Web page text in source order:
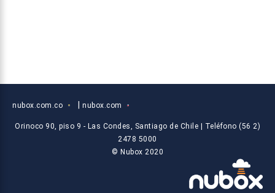
nubox.com.co nubox.com
Orinoco 90, piso 9 - Las Condes, Santiago de Chile | Teléfono (56 2)
2478 5000
© Nubox 2020